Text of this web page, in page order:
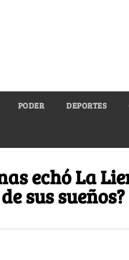
PODER DEPORTES
echó La
sus sueños?